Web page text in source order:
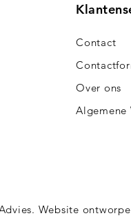
Contact
Over ons
Algemene
Website